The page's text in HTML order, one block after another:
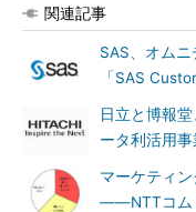
関連記事
SAS、オム
「SAS
日立と博報
ータ利活用
マーケティ
――NTTコム